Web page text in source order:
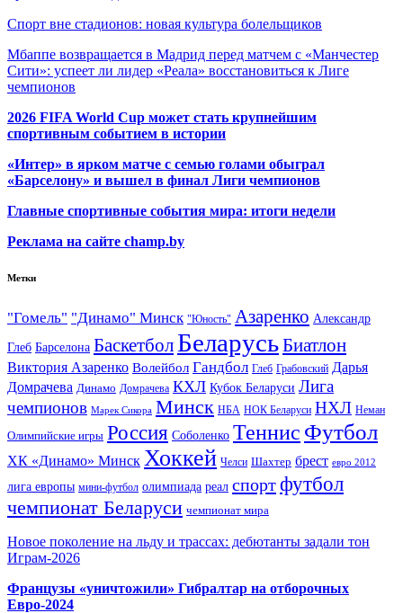
Спорт вне стадионов: новая культура болельщиков
Мбаппе возвращается в Мадрид перед матчем с «Манчестер
Сити»: успеет ли лидер «Реала» восстановиться к Лиге
чемпионов
2026 FIFA World Cup может стать крупнейшим
спортивным событием в истории
«Интер» в ярком матче с семью голами обыграл
«Барселону» и вышел в финал Лиги чемпионов
Главные спортивные события мира: итоги недели
Реклама на сайте champ.by
Метки
"Гомель" "Динамо" Минск "Юность" Азаренко Александр
Глеб Барселона Баскетбол БеларусьБиатлон
Виктория Азаренко Волейбол Гандбол Глеб Грабовский Дарья
Домрачева Динамо Домрачева КХЛ Кубок Беларуси Лига
чемпионов Марек Сикора Минск НБА НОК Беларуси НХЛ Неман
Олимпийские игры Россия Соболенко Теннис Футбол
ХК «Динамо» Минск Хоккей Челси Шахтер брест евро 2012
лига европы мини-футбол олимпиада реал спортфутбол
чемпионат Беларуси чемпионат мира
Новое поколение на льду и трассах: дебютанты задали тон
Играм-2026
Французы «уничтожили» Гибралтар на отборочных
Евро-2024